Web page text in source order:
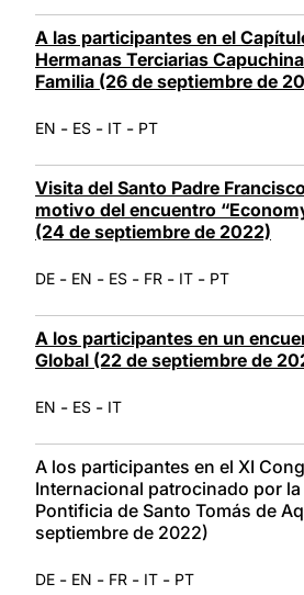
A las participantes en el
Hermanas Terciarias
Familia (26 de septiembre de
EN - ES - IT - PT
Visita del Santo Padre
motivo del encuentro
(24 de septiembre de 2022)
DE - EN - ES - FR - IT - PT
A los participantes en un
Global (22 de septiembre de
EN - ES - IT
A los participantes en el XI
Internacional patrocinado por la
Pontificia de Santo Tomás de
septiembre de 2022)
DE - EN - FR - IT - PT